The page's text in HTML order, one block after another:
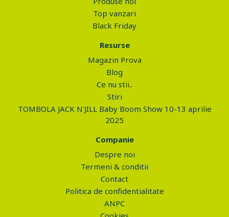
Top vanzari
Black Friday
Resurse
Magazin Prova
Blog
Ce nu stii..
Stiri
TOMBOLA JACK N'JILL Baby Boom Show 10-13 aprilie
2025
Companie
Despre noi
Termeni & conditii
Contact
Politica de confidentialitate
ANPC